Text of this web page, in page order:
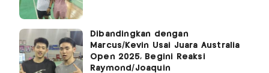
Dibandingkan dengan
Marcus/Kevin Usai Juara Australia
Open 2025, Begini Reaksi
Raymond/Joaquin